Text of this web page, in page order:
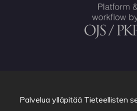
Palvelua ylläpitää Tieteellisten